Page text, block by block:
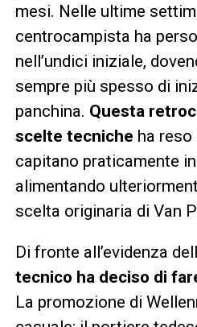
mesi. Nelle ultime
centrocampista ha
nell’undici iniziale,
sempre più spesso di
panchina. Questa
scelte tecniche ha
capitano praticamente
alimentando
scelta originaria di Van
Di fronte all’evidenza
tecnico ha deciso di
La promozione di